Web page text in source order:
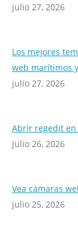
julio 27, 2026
Los mejores
web marítimos
julio 27, 2026
Abrir regedit en
julio 26, 2026
Vea cámaras
julio 25, 2026